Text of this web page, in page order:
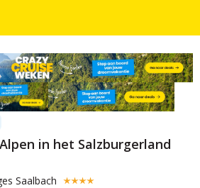
in het Salzburgerland
Saalbach